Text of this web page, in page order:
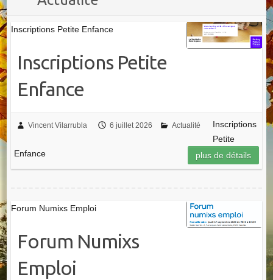
Inscriptions Petite Enfance
Inscriptions Petite
Enfance
Vincent Vilarrubla 6 juillet 2026 Actualité
Inscriptions
Petite
Enfance
plus de détails
Forum Numixs Emploi
Forum Numixs
Emploi